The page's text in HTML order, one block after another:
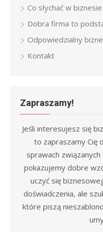
Co słychać w biznesie
Dobra firma to
Odpowiedzialny
Kontakt
Zapraszamy!
Jeśli interesujesz się
to zapraszamy Cię
sprawach
pokazujemy dobre
uczyć się
doświadczenia, ale
które piszą